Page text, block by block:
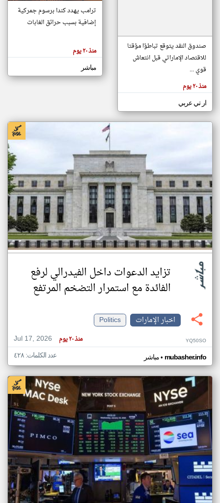
مصادر الأخبار من الإمارات
اخبار الإمارات على مدار الساعة
أهم اخبار الإمارات العاجلة والمباشرة
المقالات
الموجوده
هنا عن
وجهة
صندوق النقد يتوقع تباطؤا مؤقتا
للاقتصاد الإماراتي قبل انتعاش
قوي ...
منذ ٢٠ يوم
ار تي عربي
ترامب يهدد كندا برسوم جمركية
إضافية بسبب حرائق الغابات
منذ ٢٠ يوم
مباشر
تزايد الدعوات داخل الفيدرالي لرفع
الفائدة مع استمرار التضخم المرتفع
اخبار الإمارات
Politics
Jul 17, 2026
منذ ٢٠ يوم YQ50SO
مباشر• mubasher.info عدد الكلمات: ٤٢٨
klyoum.com